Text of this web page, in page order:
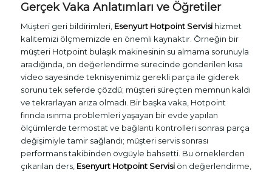
Gerçek Vaka Anlatımları ve Öğretiler
Müşteri geri bildirimleri, Esenyurt Hotpoint Servisihizmet
kalitemizi ölçmemizde en önemli kaynaktır. Örneğin bir
müşteri Hotpoint bulaşık makinesinin su almama sorunuyla
aradığında, ön değerlendirme sürecinde gönderilen kısa
video sayesinde teknisyenimiz gerekli parça ile giderek
sorunu tek seferde çözdü; müşteri süreçten memnun kaldı
ve tekrarlayan arıza olmadı. Bir başka vaka, Hotpoint
fırında ısınma problemleri yaşayan bir evde yapılan
ölçümlerde termostat ve bağlantı kontrolleri sonrası parça
değişimiyle tamir sağlandı; müşteri servis sonrası
performans takibinden övgüyle bahsetti. Bu örneklerden
çıkarılan ders, Esenyurt Hotpoint Servisiön değerlendirme,